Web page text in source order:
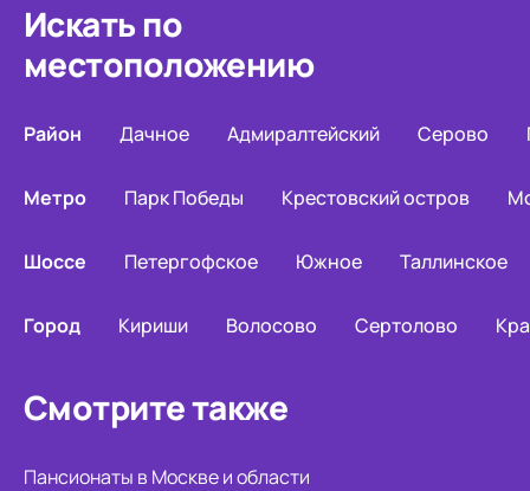
Искать по
местоположению
Район Дачное Адмиралтейский Серово
Метро Парк Победы Крестовский остров
Шоссе Петергофское Южное Таллинское
Город Кириши Волосово Сертолово
Смотрите также
Пансионаты в Москве и области